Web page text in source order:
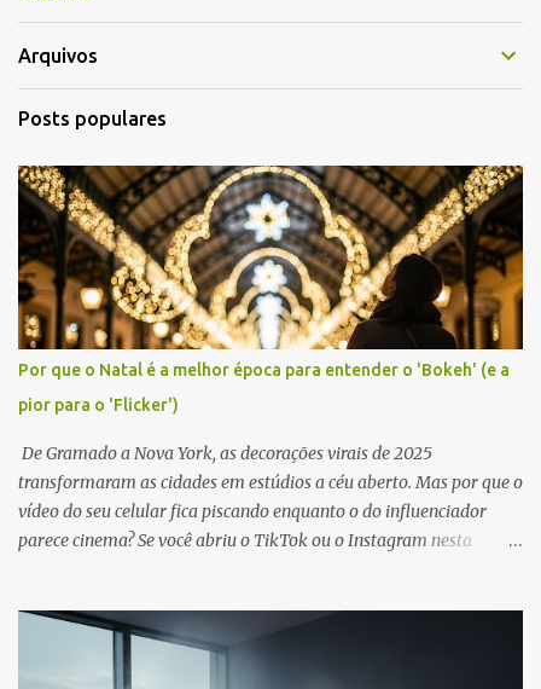
Arquivos
Posts populares
Por que o Natal é a melhor época para entender o 'Bokeh' (e a
pior para o 'Flicker')
De Gramado a Nova York, as decorações virais de 2025
transformaram as cidades em estúdios a céu aberto. Mas por que o
vídeo do seu celular fica piscando enquanto o do influenciador
parece cinema? Se você abriu o TikTok ou o Instagram nesta
aposta em túneis de LED imersivos. Em Londres, a Regent Street
brilha com seus anjos dourados suspensos. Em Nova York, a